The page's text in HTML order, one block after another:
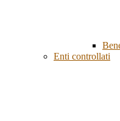
Enti controllati